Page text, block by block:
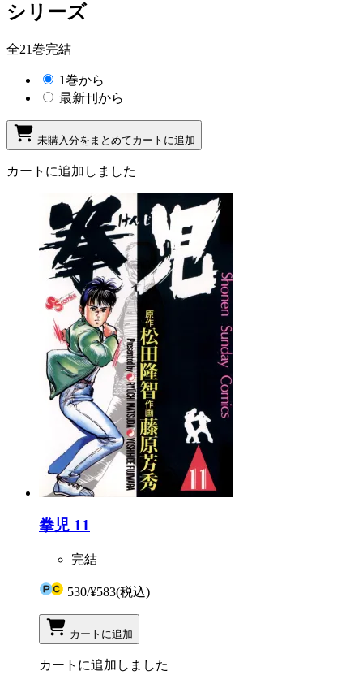
シリーズ
全21巻完結
1巻から
最新刊から
未購入分をまとめてカートに追加
カートに追加しました
拳児 11
完結
530/¥583(税込)
カートに追加
カートに追加しました